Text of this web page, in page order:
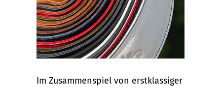
Im Zusammenspiel von erstklassiger